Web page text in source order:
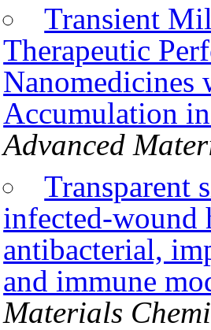
Transient
Therapeutic
Nanomedicines
Accumulation
Advanced
infected-wound
antibacterial,
and immune
Materials